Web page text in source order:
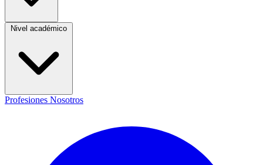
Nivel académico
Profesiones Nosotros